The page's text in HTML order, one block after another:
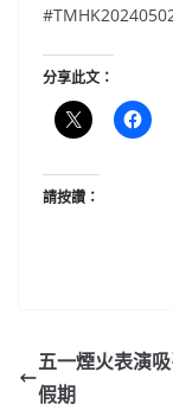
分享此文：
請按讚：
五一煙火表演
假期